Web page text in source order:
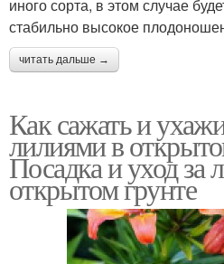
иного сорта, в этом случае
стабильно высокое
читать дальше →
Как сажать и
лилиями в
Посадка и уход за
открытом грунте